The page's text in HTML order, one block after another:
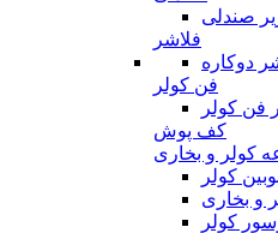
صندلی
فلاشر
دوکاره
فن کولر
فن کولر
کف پوش
کولر و بخاری
کولر
و بخاری
کولر